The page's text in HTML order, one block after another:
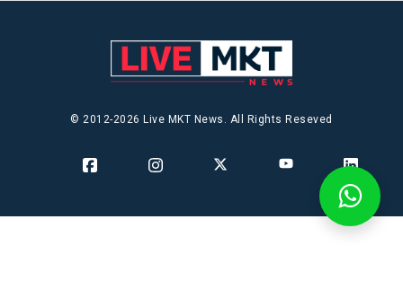
© 2012-2026 Live MKT News. All Rights Reseved